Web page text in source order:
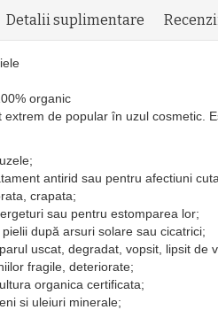
Detalii suplimentare
organic
extrem de popular în uzul cosmetic.
antirid sau pentru afectiuni
crapata;
sau pentru estomparea lor;
după arsuri solare sau cicatrici;
uscat, degradat, vopsit, lipsit de
fragile, deteriorate;
organica certificata;
si uleiuri minerale;